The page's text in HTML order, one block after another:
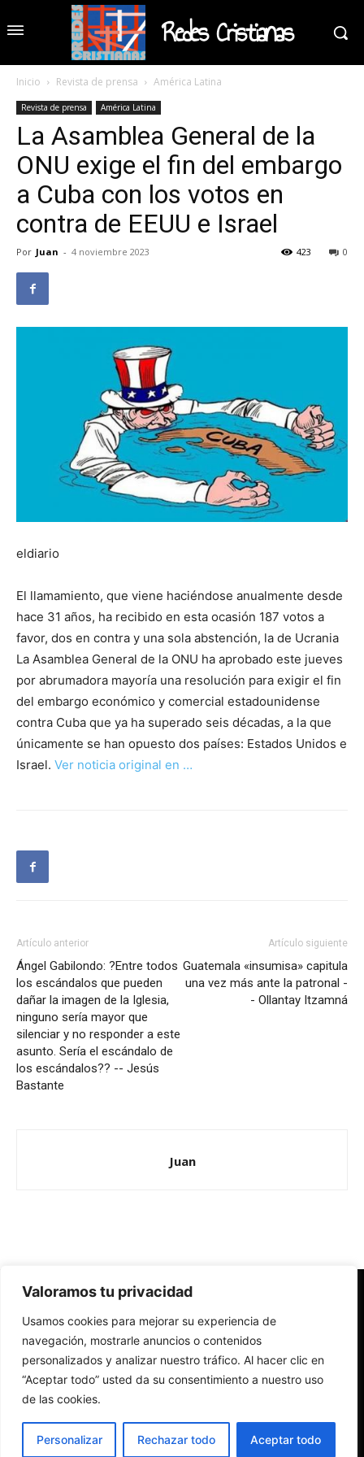
Valoramos tu privacidad
Usamos cookies para mejorar su experiencia de
navegación, mostrarle anuncios o contenidos
personalizados y analizar nuestro tráfico. Al hacer clic en
“Aceptar todo” usted da su consentimiento a nuestro uso
de las cookies.
Personalizar Rechazar todo Aceptar todo
Redes Cristianas
Inicio Revista de prensa América Latina
Revista de prensa América Latina
La Asamblea General de la
ONU exige el fin del embargo
a Cuba con los votos en
contra de EEUU e Israel
Por Juan - 4 noviembre 2023 0
423
eldiario
El llamamiento, que viene haciéndose anualmente desde
hace 31 años, ha recibido en esta ocasión 187 votos a
favor, dos en contra y una sola abstención, la de Ucrania
La Asamblea General de la ONU ha aprobado este jueves
por abrumadora mayoría una resolución para exigir el fin
del embargo económico y comercial estadounidense
contra Cuba que ya ha superado seis décadas, a la que
únicamente se han opuesto dos países: Estados Unidos e
Israel. Ver noticia original en …
Artículo anterior
Ángel Gabilondo: ?Entre todos
los escándalos que pueden
dañar la imagen de la Iglesia,
ninguno sería mayor que
silenciar y no responder a este
asunto. Sería el escándalo de
los escándalos?? -- Jesús
Bastante
Artículo siguiente
Guatemala «insumisa» capitula
una vez más ante la patronal -
- Ollantay Itzamná
Juan
Redes Cristianas
Una mirada alternativa sobre la Iglesia católica y la sociedad
- Colectivos de Redes Cristianas